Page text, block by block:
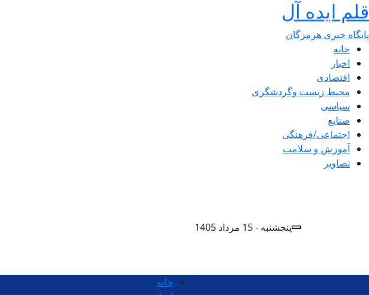
قلم ایده آل
پایگاه خبری هرمزگان
خانه
اخبار
اقتصادی
محیط زیست وگردشگری
سیاسی
صنایع
اجتماعی/فرهنگی
آموزش و سلامت
تصاویر
پنجشنبه - 15 مرداد 1405
خانه